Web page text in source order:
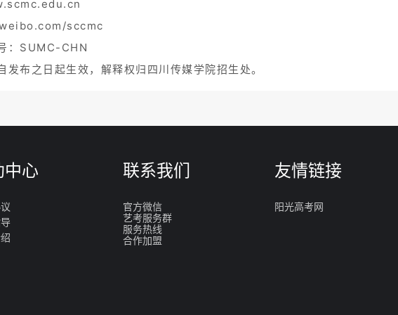
sccmc
：SUMC-CHN
发布之日起生效，解释权归四川传媒学院招生处。
中心 联系我们
官方微信
艺考服务群
服务热线
合作加盟
友情链接
阳光高考网